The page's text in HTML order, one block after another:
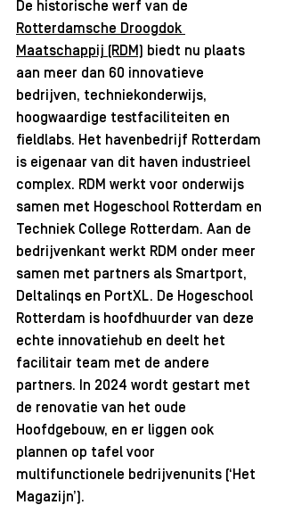
De historische werf van de
Rotterdamsche Droogdok
Maatschappij (RDM)
biedt nu plaats
aan meer dan 60 innovatieve
bedrijven, techniekonderwijs,
hoogwaardige testfaciliteiten en
fieldlabs. Het havenbedrijf Rotterdam
is eigenaar van dit haven industrieel
complex. RDM werkt voor onderwijs
samen met Hogeschool Rotterdam en
Techniek College Rotterdam. Aan de
bedrijvenkant werkt RDM onder meer
samen met partners als Smartport,
Deltalinqs en PortXL. De Hogeschool
Rotterdam is hoofdhuurder van deze
echte innovatiehub en deelt het
facilitair team met de andere
partners. In 2024 wordt gestart met
de renovatie van het oude
Hoofdgebouw, en er liggen ook
plannen op tafel voor
multifunctionele bedrijvenunits (‘Het
Magazijn’).